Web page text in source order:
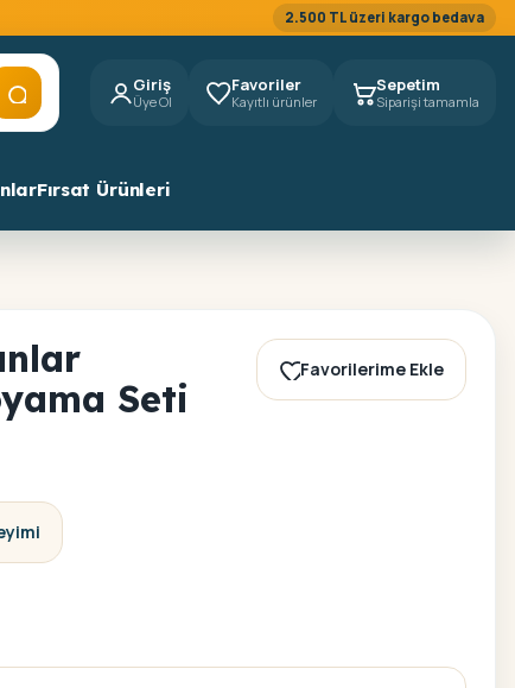
2.500 TL üzeri kargo bedava
Giriş
Üye Ol
Favoriler
Kayıtlı ürünler
Sepetim
Siparişi tamamla
Fırsat Ürünleri
Seti
Favorilerime Ekle